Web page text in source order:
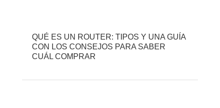
QUÉ ES UN ROUTER: TIPOS Y UNA GUÍA
CON LOS CONSEJOS PARA SABER
CUÁL COMPRAR